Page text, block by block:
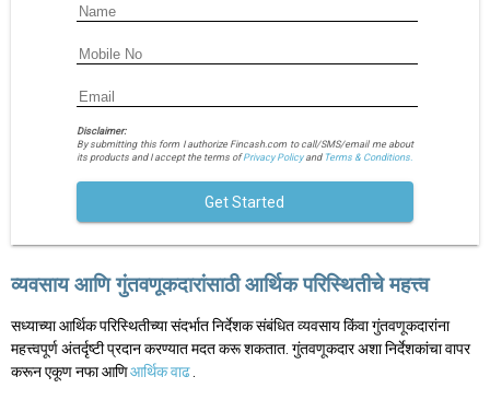
Disclaimer:
By submitting this form I authorize Fincash.com to call/SMS/email me about
its products and I accept the terms ofPrivacy Policyand Terms & Conditions.
Get Started
व्यवसाय आणि गुंतवणूकदारांसाठी आर्थिक परिस्थितीचे महत्त्व
सध्याच्या आर्थिक परिस्थितीच्या संदर्भात निर्देशक संबंधित व्यवसाय किंवा गुंतवणूकदारांना
महत्त्वपूर्ण अंतर्दृष्टी प्रदान करण्यात मदत करू शकतात. गुंतवणूकदार अशा निर्देशकांचा वापर
करून एकूण नफा आणिआर्थिक वाढ